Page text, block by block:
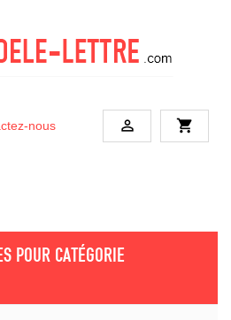
nous  shopping_cart
POUR CATÉGORIE